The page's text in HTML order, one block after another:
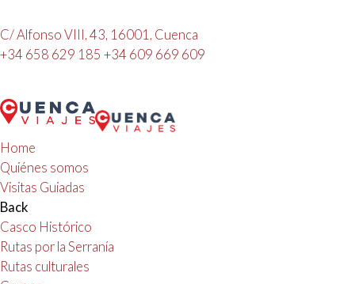
C/ Alfonso VIII, 43, 16001, Cuenca
+34 658 629 185 +34 609 669 609
Home
Quiénes somos
Visitas Guiadas
Back
Casco Histórico
Rutas por la Serranía
Rutas culturales